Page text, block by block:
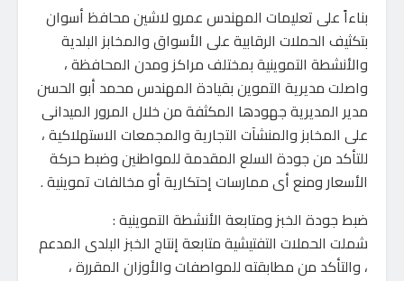
بناءاً على تعليمات المهندس عمرو لاشين محافظ أسوان
بتكثيف الحملات الرقابية على الأسواق والمخابز البلدية
والأنشطة التموينية بمختلف مراكز ومدن المحافظة ،
واصلت مديرية التموين بقيادة المهندس محمد أبو الحسن
مدير المديرية جهودها المكثفة من خلال المرور الميدانى
على المخابز والمنشآت التجارية والمجمعات الاستهلاكية ،
للتأكد من جودة السلع المقدمة للمواطنين وضبط حركة
الأسعار ومنع أى ممارسات إحتكارية أو مخالفات تموينية .
ضبط جودة الخبز ومتابعة الأنشطة التموينية :
شملت الحملات التفتيشية متابعة إنتاج الخبز البلدى المدعم
، والتأكد من مطابقته للمواصفات والأوزان المقررة ،